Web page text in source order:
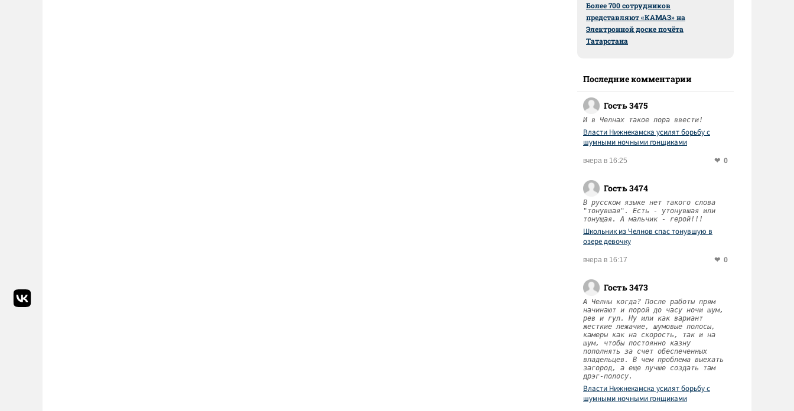
Более 700 сотрудников
представляют «КАМАЗ» на
Электронной доске почёта
Татарстана
Последние комментарии
Гость 3475
И в Челнах такое пора ввести!
Власти Нижнекамска усилят борьбу с
шумными ночными гонщиками
вчера в 16:25 0
Гость 3474
В русском языке нет такого слова
"тонувшая". Есть - утонувшая или
тонущая. А мальчик - герой!!!
Школьник из Челнов спас тонувшую в
озере девочку
вчера в 16:17 0
Гость 3473
А Челны когда? После работы прям
начинают и порой до часу ночи шум,
рев и гул. Ну или как вариант
жесткие лежачие, шумовые полосы,
камеры как на скорость, так и на
шум, чтобы постоянно казну
пополнять за счет обеспеченных
владельцев. В чем проблема выехать
загород, а еще лучше создать там
дрэг-полосу.
Власти Нижнекамска усилят борьбу с
шумными ночными гонщиками